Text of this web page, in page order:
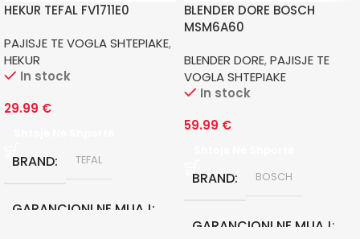
HEKUR TEFAL FV1711E0
PAJISJE TE VOGLA SHTEPIAKE,
HEKUR
In stock
29.99 €
BRAND TEFAL
GARANCIONI NE MUAJ
BLENDER DORE BOSCH
MSM6A60
BLENDER DORE,PAJISJE TE
VOGLA SHTEPIAKE
In stock
59.99 €
BRAND BOSCH
GARANCIONI NE MUAJ